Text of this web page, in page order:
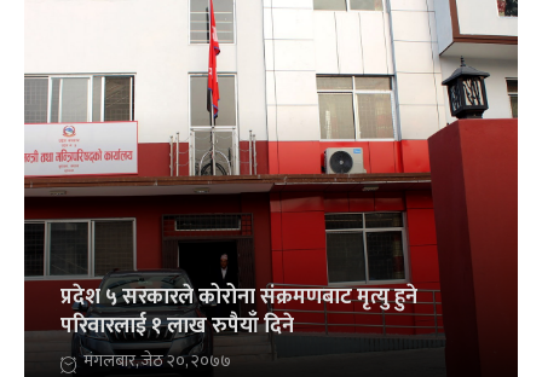
प्रदेश ५ सरकारले कोरोना संक्रमणबाट मृत्यु हुने
परिवारलाई १ लाख रुपैयाँ दिने
मंगलबार, जेठ २०, २०७७